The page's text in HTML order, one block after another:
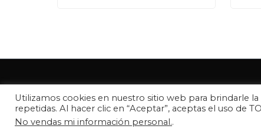
Nuestros
Copyright © 2026
Utilizamos cookies en nuestro sitio web para brindarle
repetidas. Al hacer clic en “Aceptar”, aceptas el uso de
No vendas mi información personal..